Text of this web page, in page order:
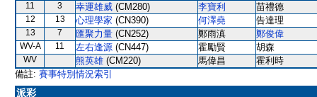
11 3 幸運雄威 (CM280) 李寶利 苗禮德
12 13 心理學家 (CN390) 何澤堯 告達理
13 7 匯聚力量 (CN252) 鄭雨滇 鄭俊偉
WV-A 11 左右逢源 (CN447) 霍勵賢 胡森
WV 熊英雄 (CM220) 馬偉昌
霍利時
備註: 賽事特別情況索引
派彩